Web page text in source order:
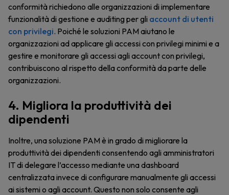
conformità richiedono alle organizzazioni di implementare
funzionalità di gestione e auditing per gli account di utenti
con privilegi. Poiché le soluzioni PAM aiutano le
organizzazioni ad applicare gli accessi con privilegi minimi e a
gestire e monitorare gli accessi agli account con privilegi,
contribuiscono al rispetto della conformità da parte delle
organizzazioni.
4. Migliora la produttività dei
dipendenti
Inoltre, una soluzione PAM è in grado di migliorare la
produttività dei dipendenti consentendo agli amministratori
IT di delegare l’accesso mediante una dashboard
centralizzata invece di configurare manualmente gli accessi
ai sistemi o agli account. Questo non solo consente agli